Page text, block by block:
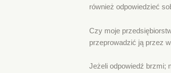
również odpowiedzieć
Czy moje
przeprowadzić ją przez
Jeżeli odpowiedź brzmi;